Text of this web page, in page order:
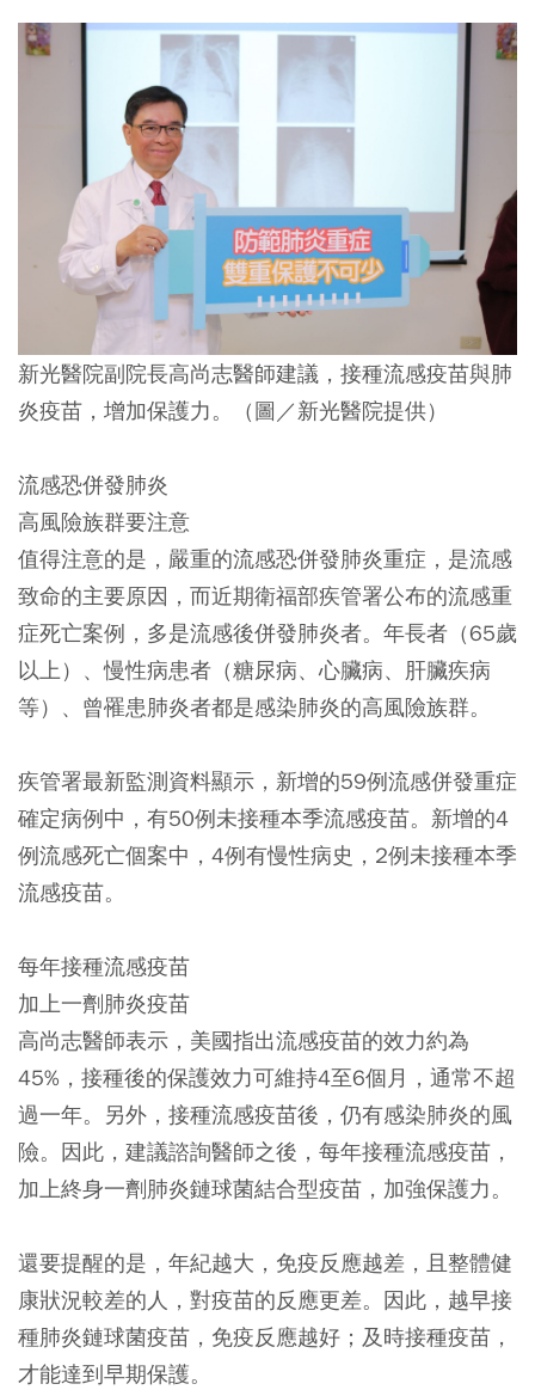
新光醫院副院長高尚志醫師建議，接種流感疫苗與肺
炎疫苗，增加保護力。（圖／新光醫院提供）
流感恐併發肺炎
高風險族群要注意
值得注意的是，嚴重的流感恐併發肺炎重症，是流感
致命的主要原因，而近期衛福部疾管署公布的流感重
症死亡案例，多是流感後併發肺炎者。年長者（65歲
以上）、慢性病患者（糖尿病、心臟病、肝臟疾病
等）、曾罹患肺炎者都是感染肺炎的高風險族群。
疾管署最新監測資料顯示，新增的59例流感併發重症
確定病例中，有50例未接種本季流感疫苗。新增的4
例流感死亡個案中，4例有慢性病史，2例未接種本季
流感疫苗。
每年接種流感疫苗
加上一劑肺炎疫苗
高尚志醫師表示，美國指出流感疫苗的效力約為
45%，接種後的保護效力可維持4至6個月，通常不超
過一年。另外，接種流感疫苗後，仍有感染肺炎的風
險。因此，建議諮詢醫師之後，每年接種流感疫苗，
加上終身一劑肺炎鏈球菌結合型疫苗，加強保護力。
還要提醒的是，年紀越大，免疫反應越差，且整體健
康狀況較差的人，對疫苗的反應更差。因此，越早接
種肺炎鏈球菌疫苗，免疫反應越好；及時接種疫苗，
才能達到早期保護。